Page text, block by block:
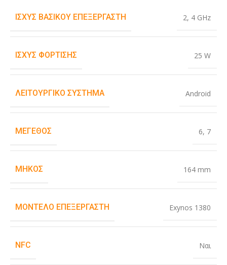
ΙΣΧΎΣ ΒΑΣΙΚΟΎ ΕΠΕΞΕΡΓΑΣΤΉ 2, 4 GHz
ΙΣΧΎΣ ΦΌΡΤΙΣΗΣ 25 W
ΛΕΙΤΟΥΡΓΙΚΌ ΣΎΣΤΗΜΑ Android
ΜΈΓΕΘΟΣ 6, 7
ΜΉΚΟΣ 164 mm
ΜΟΝΤΈΛΟ ΕΠΕΞΕΡΓΑΣΤΉ Exynos 1380
NFC Ναι